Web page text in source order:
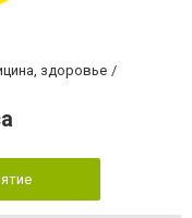
здоровье